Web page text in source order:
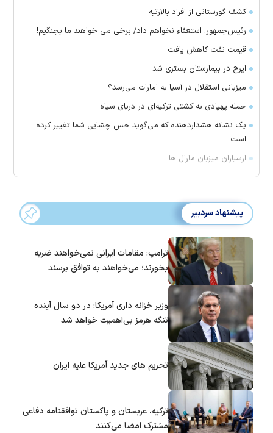
کشف گورستانی از افراد بالارتبه
رئیس‌جمهور: استعفاء نخواهم داد/ برخی می خواهند ما بجنگیم!
قیمت نفت کاهش یافت
ایرج در بیمارستان بستری شد
میزبانی استقلال در آسیا به امارات می‌رسد؟
حمله پهپادی به کشتی ترکیه‌ای در دریای سیاه
یک نشانه هشداردهنده که می‌گوید حس چشایی شما تغییر کرده
است
ارسباران میزبان مارال ها
پیشنهاد سردبیر
ترامپ: مقامات ایرانی نمی‌خواهند ضربه
بخورند؛ می‌خواهند به توافق برسند
وزیر خزانه داری آمریکا: در دو سال آینده
تنگه هرمز بی‌اهمیت خواهد شد
تحریم های جدید آمریکا علیه ایران
ترکیه، عربستان و پاکستان توافقنامه دفاعی
مشترک امضا می‌کنند